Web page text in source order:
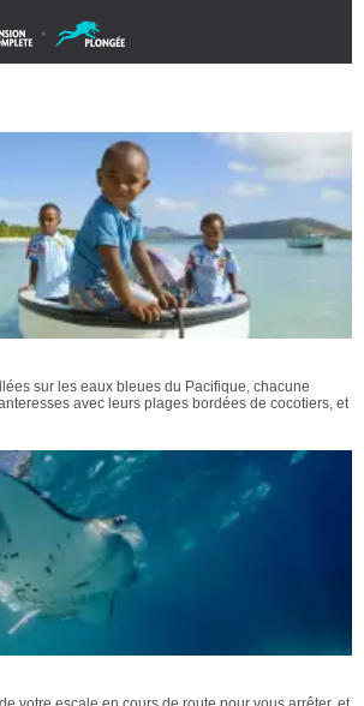
sur les eaux bleues du Pacifique, chacune
avec leurs plages bordées de cocotiers, et